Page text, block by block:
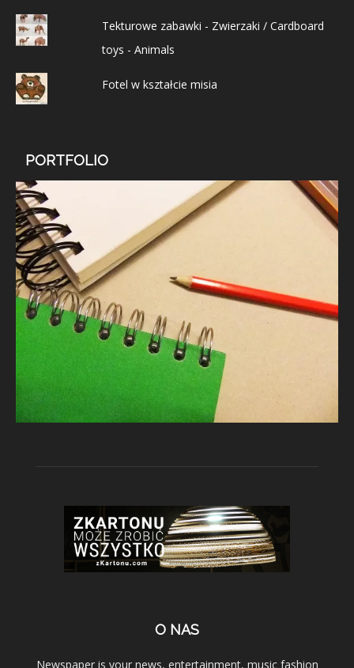
Tekturowe zabawki - Zwierzaki / Cardboard
toys - Animals
Fotel w kształcie misia
PORTFOLIO
O NAS
Newspaper is your news, entertainment, music fashion